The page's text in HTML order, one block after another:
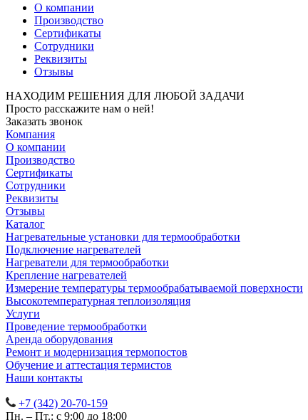
О компании
Производство
Сертификаты
Сотрудники
Реквизиты
Отзывы
НАХОДИМ РЕШЕНИЯ ДЛЯ ЛЮБОЙ ЗАДАЧИ
Просто расскажите нам о ней!
Заказать звонок
Компания
О компании
Производство
Сертификаты
Сотрудники
Реквизиты
Отзывы
Каталог
Нагревательные установки для термообработки
Подключение нагревателей
Нагреватели для термообработки
Крепление нагревателей
Измерение температуры термообрабатываемой поверхности
Высокотемпературная теплоизоляция
Услуги
Проведение термообработки
Аренда оборудования
Ремонт и модернизация термопостов
Обучение и аттестация термистов
Наши контакты
+7 (342) 20-70-159
Пн. – Пт.: с 9:00 до 18:00